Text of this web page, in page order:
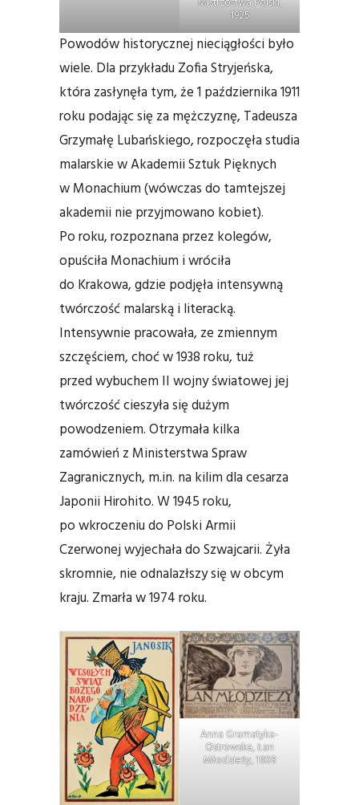
1925
Powodów historycznej nieciągłości było
wiele. Dla przykładu Zofia Stryjeńska,
która zasłynęła tym, że 1 października 1911
roku podając się za mężczyznę, Tadeusza
Grzymałę Lubańskiego, rozpoczęła studia
malarskie w Akademii Sztuk Pięknych
w Monachium (wówczas do tamtejszej
akademii nie przyjmowano kobiet).
Po roku, rozpoznana przez kolegów,
opuściła Monachium i wróciła
do Krakowa, gdzie podjęła intensywną
twórczość malarską i literacką.
Intensywnie pracowała, ze zmiennym
szczęściem, choć w 1938 roku, tuż
przed wybuchem II wojny światowej jej
twórczość cieszyła się dużym
powodzeniem. Otrzymała kilka
zamówień z Ministerstwa Spraw
Zagranicznych, m.in. na kilim dla cesarza
Japonii Hirohito. W 1945 roku,
po wkroczeniu do Polski Armii
Czerwonej wyjechała do Szwajcarii. Żyła
skromnie, nie odnalazłszy się w obcym
kraju. Zmarła w 1974 roku.
Anna Gramatyka-
Ostrowska, Łan
Młodzieży, 1908